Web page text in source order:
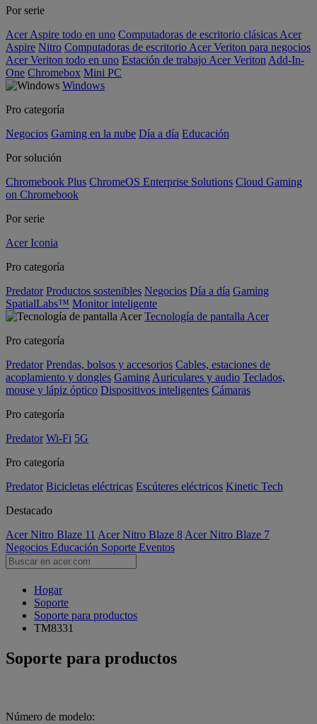
Por serie
Acer Aspire todo en uno Computadoras de escritorio clásicas Acer
Aspire Nitro Computadoras de escritorio Acer Veriton para negocios
Acer Veriton todo en uno Estación de trabajo Acer Veriton Add-In-
One Chromebox Mini PC
Windows
Pro categoría
Negocios Gaming en la nube Día a día Educación
Por solución
Chromebook Plus ChromeOS Enterprise Solutions Cloud Gaming
on Chromebook
Por serie
Acer Iconia
Pro categoría
Predator Productos sostenibles Negocios Día a día Gaming
SpatialLabs™ Monitor inteligente
Tecnología de pantalla Acer
Pro categoría
Predator Prendas, bolsos y accesorios Cables, estaciones de
acoplamiento y dongles Gaming Auriculares y audio Teclados,
mouse y lápiz óptico Dispositivos inteligentes Cámaras
Pro categoría
Predator Wi-Fi 5G
Pro categoría
Predator Bicicletas eléctricas Escúteres eléctricos Kinetic Tech
Destacado
Acer Nitro Blaze 11 Acer Nitro Blaze 8 Acer Nitro Blaze 7
Negocios Educación Soporte Eventos
Hogar
Soporte
Soporte para productos
TM8331
Soporte para productos
Número de modelo: